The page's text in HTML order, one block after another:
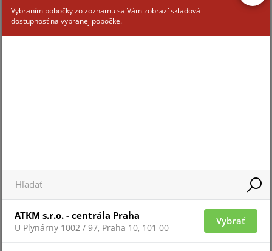
Vybraním pobočky zo zoznamu sa Vám zobrazí skladová
dostupnosť na vybranej pobočke.
ATKM s.r.o. - centrála Praha
U Plynárny 1002 / 97, Praha 10, 101 00
Vybrať